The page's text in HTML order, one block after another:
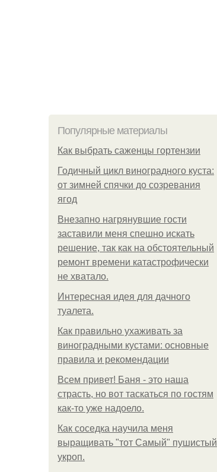
Популярные материалы
Как выбрать саженцы гортензии
Годичный цикл виноградного куста:
от зимней спячки до созревания
ягод
Внезапно нагрянувшие гости
заставили меня спешно искать
решение, так как на обстоятельный
ремонт времени катастрофически
не хватало.
Интересная идея для дачного
туалета.
Как правильно ухаживать за
виноградными кустами: основные
правила и рекомендации
Всем привет! Баня - это наша
страсть, но вот таскаться по гостям
как-то уже надоело.
Как соседка научила меня
выращивать "тот Самый" пушистый
укроп.